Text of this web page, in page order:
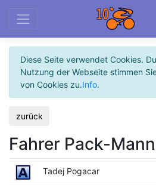
Diese Seite verwendet Cookies.
Nutzung der Webseite stimmen
von Cookies zu.Info.
zurück
Fahrer Pack-Mann
Tadej Pogacar